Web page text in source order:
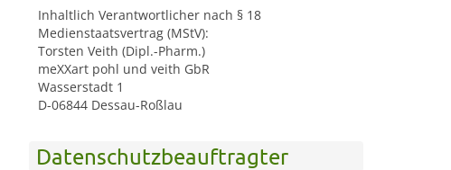
Inhaltlich Verantwortlicher nach § 18
Medienstaatsvertrag (MStV):
Torsten Veith (Dipl.-Pharm.)
meXXart pohl und veith GbR
Wasserstadt 1
D-06844 Dessau-Roßlau
Datenschutzbeauftragter